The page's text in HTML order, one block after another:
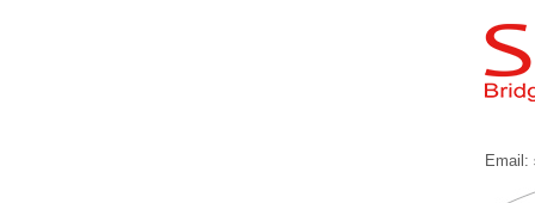
Email: